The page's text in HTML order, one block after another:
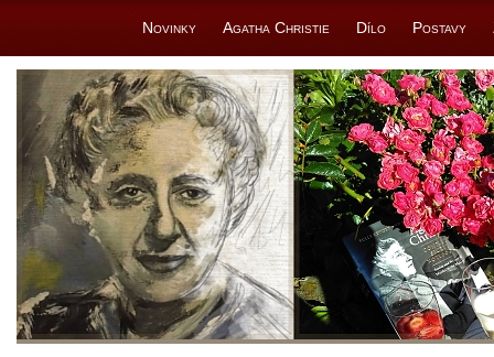
Novinky Agatha Christie Dílo Postavy